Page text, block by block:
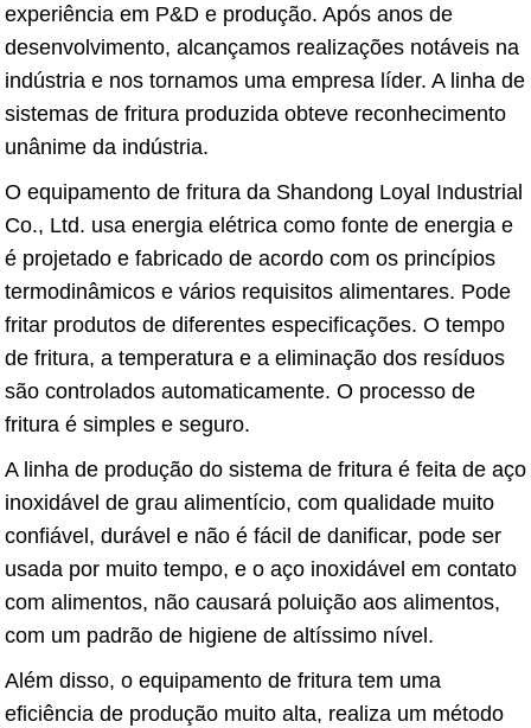
experiência em P&D e produção. Após anos de
desenvolvimento, alcançamos realizações notáveis ​​na
indústria e nos tornamos uma empresa líder. A linha de
sistemas de fritura produzida obteve reconhecimento
unânime da indústria.
O equipamento de fritura da Shandong Loyal Industrial
Co., Ltd. usa energia elétrica como fonte de energia e
é projetado e fabricado de acordo com os princípios
termodinâmicos e vários requisitos alimentares. Pode
fritar produtos de diferentes especificações. O tempo
de fritura, a temperatura e a eliminação dos resíduos
são controlados automaticamente. O processo de
fritura é simples e seguro.
A linha de produção do sistema de fritura é feita de aço
inoxidável de grau alimentício, com qualidade muito
confiável, durável e não é fácil de danificar, pode ser
usada por muito tempo, e o aço inoxidável em contato
com alimentos, não causará poluição aos alimentos,
com um padrão de higiene de altíssimo nível.
Além disso, o equipamento de fritura tem uma
eficiência de produção muito alta, realiza um método